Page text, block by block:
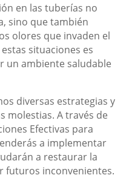
en las tuberías no
sino que también
olores que invaden el
situaciones es
un ambiente saludable
diversas estrategias y
molestias. A través de
Efectivas para
a implementar
a restaurar la
futuros inconvenientes.